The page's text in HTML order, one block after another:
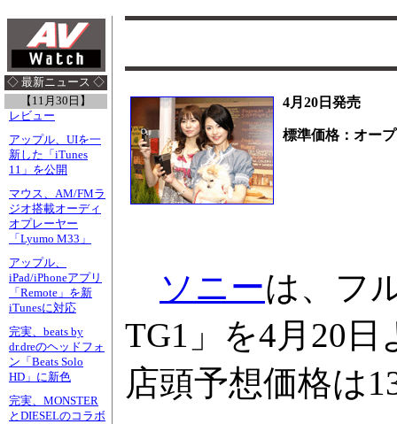
◇ 最新ニュース ◇
【11月30日】
レビュー
アップル、UIを一
新した「iTunes
11」を公開
マウス、AM/FMラ
ジオ搭載オーディ
オプレーヤー
「Lyumo M33」
アップル、
iPad/iPhoneアプリ
「Remote」を新
iTunesに対応
完実、beats by
dr.dreのヘッドフォ
ン「Beats Solo
HD」に新色
完実、MONSTER
とDIESELのコラボ
4月20日発売
標準価格：オー
ソニーは、フ
TG1」を4月20
店頭予想価格は